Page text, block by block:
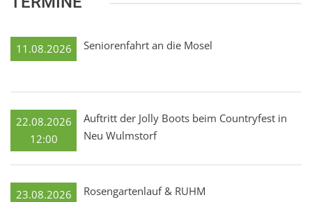
11.08.2026 Seniorenfahrt an die Mosel
22.08.2026
12:00
Auftritt der Jolly Boots beim Countryfest in
Neu Wulmstorf
23.08.2026 Rosengartenlauf & RUHM